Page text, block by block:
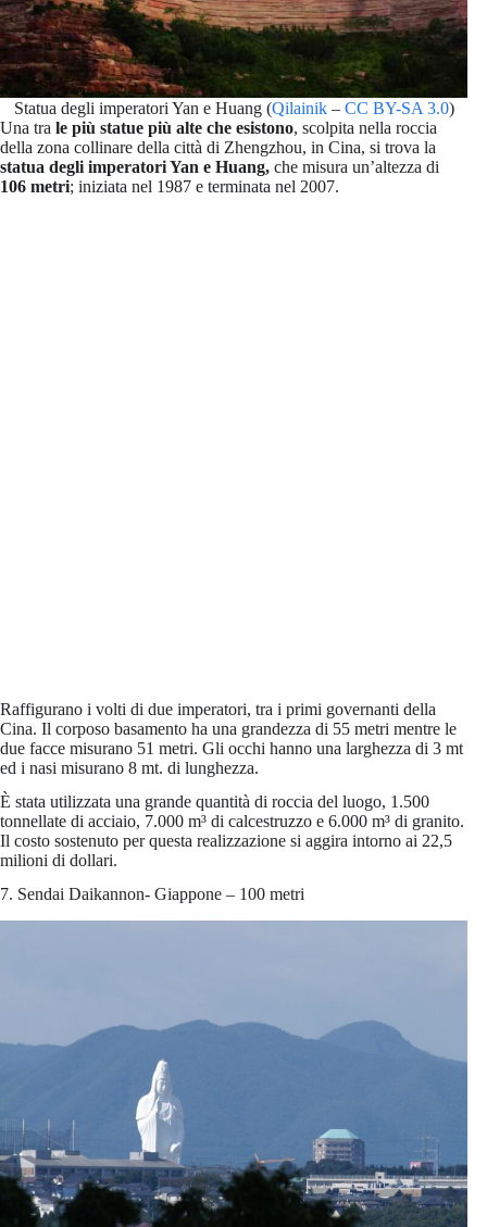
Statua degli imperatori Yan e Huang (Qilainik– CC BY-SA 3.0)
Una tra le più statue più alte che esistono, scolpita nella roccia
della zona collinare della città di Zhengzhou, in Cina, si trova la
statua degli imperatori Yan e Huang, che misura un’altezza di
106 metri; iniziata nel 1987 e terminata nel 2007.
Raffigurano i volti di due imperatori, tra i primi governanti della
Cina. Il corposo basamento ha una grandezza di 55 metri mentre le
due facce misurano 51 metri. Gli occhi hanno una larghezza di 3 mt
ed i nasi misurano 8 mt. di lunghezza.
È stata utilizzata una grande quantità di roccia del luogo, 1.500
tonnellate di acciaio, 7.000 m³ di calcestruzzo e 6.000 m³ di granito.
Il costo sostenuto per questa realizzazione si aggira intorno ai 22,5
milioni di dollari.
7. Sendai Daikannon- Giappone – 100 metri